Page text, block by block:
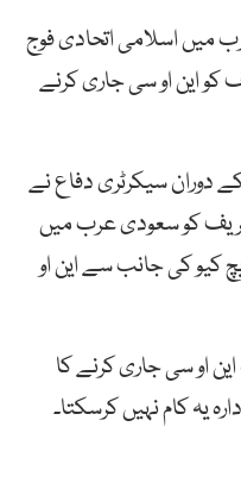
میں اسلامی اتحادی فوج
کو این او سی جاری کرنے
سیکرٹری دفاع نے
کو سعودی عرب میں
کیو کی جانب سے این او
او سی جاری کرنے کا
یہ کام نہیں کرسکتا۔